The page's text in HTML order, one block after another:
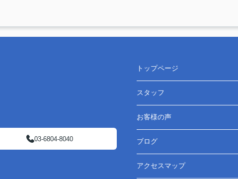
03-6804-8040
トップページ
スタッフ
お客様の声
ブログ
アクセスマップ